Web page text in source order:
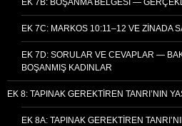
EK 7C: MARKOS 10:11–12 VE ZINADA
EK 7D: SORULAR VE CEVAPLAR —
BOŞANMIŞ KADINLAR
EK 8: TAPINAK GEREKTIREN TANRI’NIN
EK 8A: TAPINAK GEREKTIREN